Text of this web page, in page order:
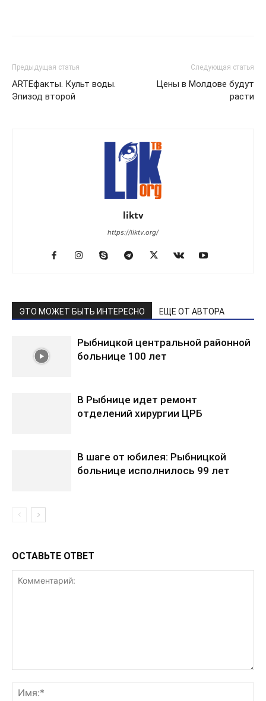
Предыдущая статья
ARTEфакты. Культ воды.
Эпизод второй
Следующая статья
Цены в Молдове будут
расти
liktv
https://liktv.org/
ЭТО МОЖЕТ БЫТЬ ИНТЕРЕСНО ЕЩЕ ОТ АВТОРА
Рыбницкой центральной районной
больнице 100 лет
В Рыбнице идет ремонт
отделений хирургии ЦРБ
В шаге от юбилея: Рыбницкой
больнице исполнилось 99 лет
ОСТАВЬТЕ ОТВЕТ